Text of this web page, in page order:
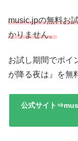
music.jpの無料お
かりません。
お試し期間でポイ
が降る夜は』を無
公式サイト